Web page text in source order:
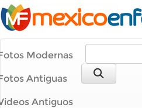
Modernas
Antiguas
Antiguos